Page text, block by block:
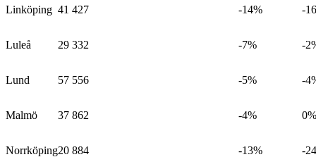
Linköping 41 427 -14% -
Luleå 29 332 -7% -
Lund 57 556 -5% -
Malmö 37 862 -4% 0%
Norrköping20 884 -13% -